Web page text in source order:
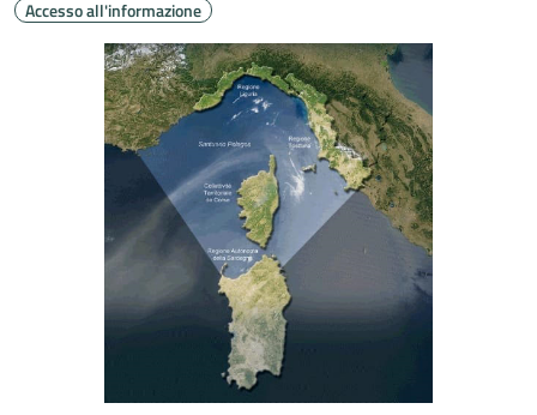
Accesso all'informazione